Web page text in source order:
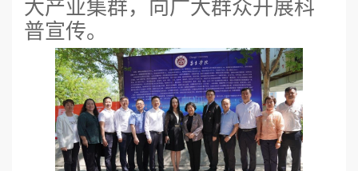
大产业集群，向广大群众开展科
普宣传。